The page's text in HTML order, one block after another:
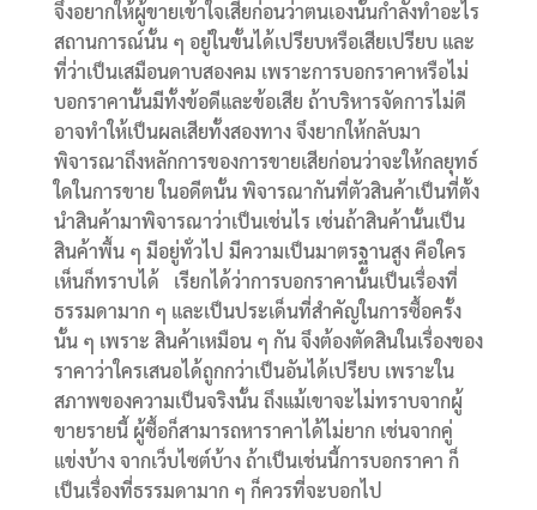
จึงอยากให้ผู้ขายเข้าใจเสียก่อนว่าตนเองนั้นกำลังทำอะไร
สถานการณ์นั้น ๆ อยู่ในขั้นได้เปรียบหรือเสียเปรียบ และ
ที่ว่าเป็นเสมือนดาบสองคม เพราะการบอกราคาหรือไม่
บอกราคานั้นมีทั้งข้อดีและข้อเสีย ถ้าบริหารจัดการไม่ดี
อาจทำให้เป็นผลเสียทั้งสองทาง จึงยากให้กลับมา
พิจารณาถึงหลักการของการขายเสียก่อนว่าจะให้กลยุทธ์
ใดในการขาย ในอดีตนั้น พิจารณากันที่ตัวสินค้าเป็นที่ตั้ง
นำสินค้ามาพิจารณาว่าเป็นเช่นไร เช่นถ้าสินค้านั้นเป็น
สินค้าพื้น ๆ มีอยู่ทั่วไป มีความเป็นมาตรฐานสูง คือใคร
เห็นก็ทราบได้ เรียกได้ว่าการบอกราคานั้นเป็นเรื่องที่
ธรรมดามาก ๆ และเป็นประเด็นที่สำคัญในการซื้อครั้ง
นั้น ๆ เพราะ สินค้าเหมือน ๆ กัน จึงต้องตัดสินในเรื่องของ
ราคาว่าใครเสนอได้ถูกกว่าเป็นอันได้เปรียบ เพราะใน
สภาพของความเป็นจริงนั้น ถึงแม้เขาจะไม่ทราบจากผู้
ขายรายนี้ ผู้ซื้อก็สามารถหาราคาได้ไม่ยาก เช่นจากคู่
แข่งบ้าง จากเว็บไซต์บ้าง ถ้าเป็นเช่นนี้การบอกราคา ก็
เป็นเรื่องที่ธรรมดามาก ๆ ก็ควรที่จะบอกไป